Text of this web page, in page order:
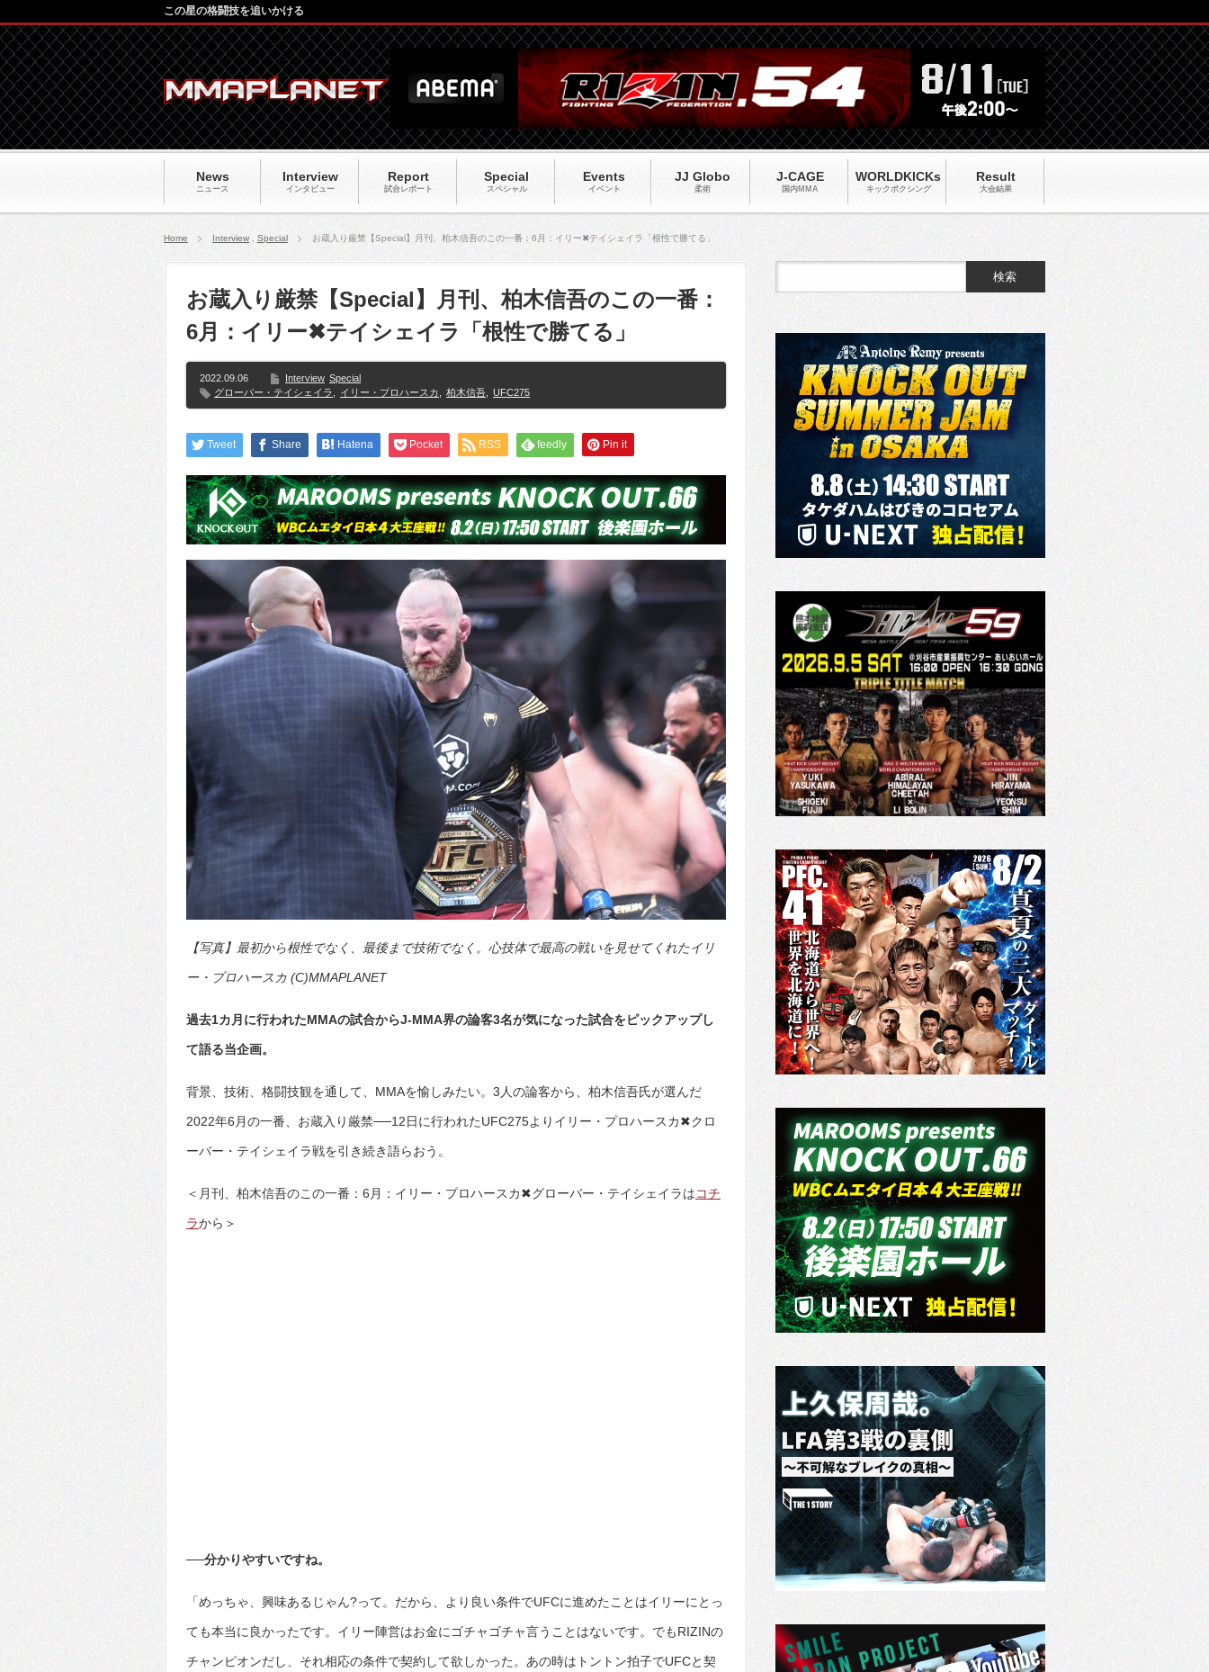
News
ニュース
Interview
インタビュー
Report
試合レポート
Special
スペシャル
Events
イベント
JJ Globo
柔術
J-CAGE
国内MMA
WORLDKICKs
キックポクシング
Result
大会結果
この星の格闘技を追いかける
Home Interview Special お蔵入り厳禁【Special】月刊、柏木信吾のこの一番：6月：イリー✖テイシェイラ「根性で勝てる」
お蔵入り厳禁【Special】月刊、柏木信吾のこの一番：
6月：イリー✖テイシェイラ「根性で勝てる」
2022.09.06 Interview Special
グローバー・テイシェイラ
イリー・プロハースカ 柏木信吾 UFC275
Tweet Share Hatena Pocket RSS feedly Pin it
【写真】最初から根性でなく、最後まで技術でなく。心技体で最高の戦いを見せてくれたイリ
ー・プロハースカ (C)MMAPLANET
過去1カ月に行われたMMAの試合からJ-MMA界の論客3名が気になった試合をピックアップし
て語る当企画。
背景、技術、格闘技観を通して、MMAを愉しみたい。3人の論客から、柏木信吾氏が選んだ
2022年6月の一番、お蔵入り厳禁──12日に行われたUFC275よりイリー・プロハースカ✖クロ
ーバー・テイシェイラ戦を引き続き語らおう。
＜月刊、柏木信吾のこの一番：6月：イリー・プロハースカ✖グローバー・テイシェイラはコチ
ラから＞
──分かりやすいですね。
「めっちゃ、興味あるじゃん?って。だから、より良い条件でUFCに進めたことはイリーにとっ
ても本当に良かったです。イリー陣営はお金にゴチャゴチャ言うことはないです。でもRIZINの
チャンピオンだし、それ相応の条件で契約して欲しかった。あの時はトントン拍子でUFCと契